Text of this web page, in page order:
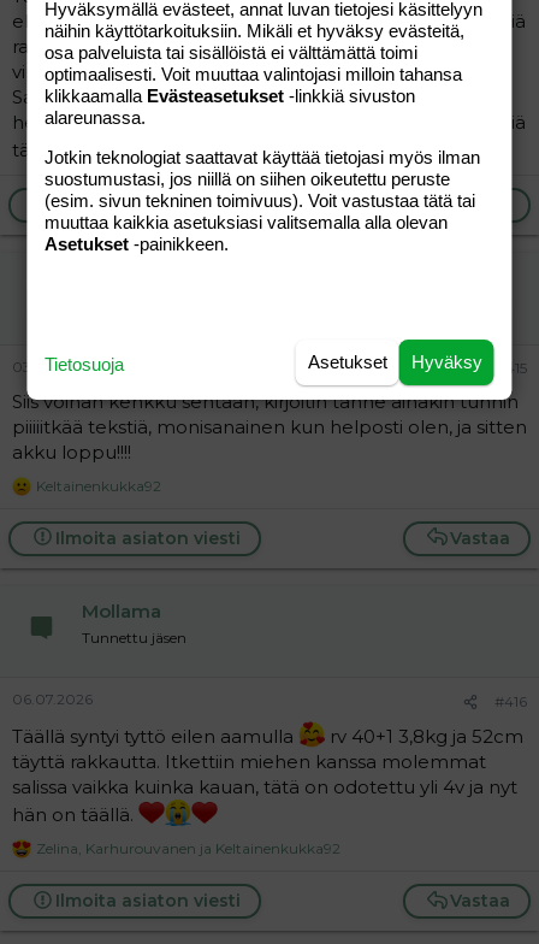
elämässä". En koe haikeutta tai fiilistele näitä vikoja päiviä
raskaana. Olen tunteeni työstänyt ja tosiaan, on
virkistävää päästä tästä yritysvaiheesta pois.
Samalla tuntien todella vahvaa empatiaa/sympatiaa
heitä kohtaan, joille nämä asiat ja etenkin se pettymyksiä
täynnä oleva yritystaival on vielä kesken.
Vastaa
Ilmoita asiaton viesti
03.07.2026 #415
Siis voihan kenkku sentään, kirjoitin tänne ainakin tunnin
piiiiitkää tekstiä, monisanainen kun helposti olen, ja sitten
akku loppu!!!!
R
a
c
t
Keltainenkukka92
Vastaa
Ilmoita asiaton viesti
Mollama
Tunnettu jäsen
06.07.2026 #416
Täällä syntyi tyttö eilen aamulla
rv 40+1 3,8kg ja 52cm
täyttä rakkautta. Itkettiin miehen kanssa molemmat
salissa vaikka kuinka kauan, tätä on odotettu yli 4v ja nyt
hän on täällä.
R
a
c
t
Zelina, Karhurouvanen ja Keltainenkukka92
Vastaa
Ilmoita asiaton viesti
Hyväksymällä evästeet, annat luvan tietojesi käsittelyyn
näihin käyttötarkoituksiin. Mikäli et hyväksy evästeitä,
osa palveluista tai sisällöistä ei välttämättä toimi
optimaalisesti. Voit muuttaa valintojasi milloin tahansa
klikkaamalla Evästeasetukset -linkkiä sivuston
alareunassa.
Jotkin teknologiat saattavat käyttää tietojasi myös ilman
suostumustasi, jos niillä on siihen oikeutettu peruste
(esim. sivun tekninen toimivuus). Voit vastustaa tätä tai
muuttaa kaikkia asetuksiasi valitsemalla alla olevan
Asetukset -painikkeen.
Hyväksy
Asetukset
Tietosuoja